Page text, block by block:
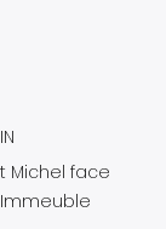
Michel face